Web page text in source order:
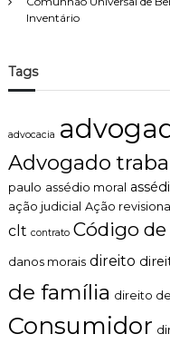
n
i
n
e
?
Inventário
Tags
advocacia
Advogado
paulo assédio moral
ação judicial Ação
clt contrato Código
danos morais direito
de família direito
Consumidor